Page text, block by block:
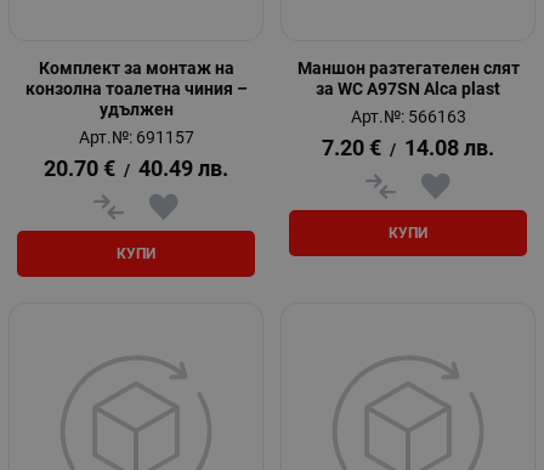
Комплект за монтаж на
конзолна тоалетна чиния –
удължен
Арт.№: 691157
20.70 € / 40.49 лв.
КУПИ
Маншон разтегателен слят
за WC A97SN Alca plast
Арт.№: 566163
7.20 € / 14.08 лв.
КУПИ